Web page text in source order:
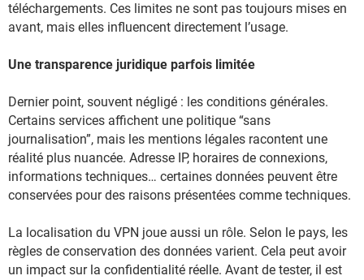
téléchargements. Ces limites ne sont pas toujours mises en
avant, mais elles influencent directement l’usage.
Une transparence juridique parfois limitée
Dernier point, souvent négligé : les conditions générales.
Certains services affichent une politique “sans
journalisation”, mais les mentions légales racontent une
réalité plus nuancée. Adresse IP, horaires de connexions,
informations techniques… certaines données peuvent être
conservées pour des raisons présentées comme techniques.
La localisation du VPN joue aussi un rôle. Selon le pays, les
règles de conservation des données varient. Cela peut avoir
un impact sur la confidentialité réelle. Avant de tester, il est